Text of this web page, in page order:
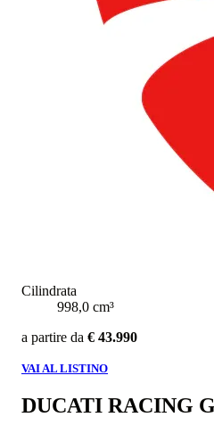
Cilindrata
998,0 cm³
a partire da € 43.990
VAI AL LISTINO
DUCATI RACING